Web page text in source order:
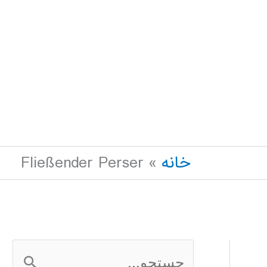
خانه
Fließender Perser